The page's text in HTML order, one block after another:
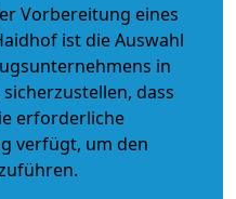
Vorbereitung eines
ist die Auswahl
in
dass
erforderliche
verfügt, um den